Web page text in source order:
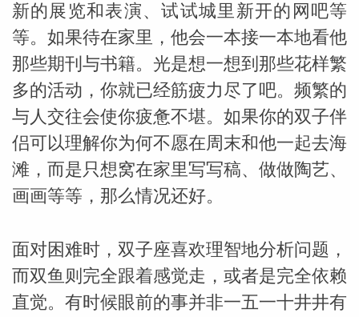
米勒
新的展览和表演、试试城里新开的网吧等
等。如果待在家里，他会一本接一本地看他
那些期刊与书籍。光是想一想到那些花样繁
多的活动，你就已经筋疲力尽了吧。频繁的
与人交往会使你疲惫不堪。如果你的双子伴
侣可以理解你为何不愿在周末和他一起去海
滩，而是只想窝在家里写写稿、做做陶艺、
画画等等，那么情况还好。
面对困难时，双子座喜欢理智地分析问题，
而双鱼则完全跟着感觉走，或者是完全依赖
直觉。有时候眼前的事并非一五一十井井有